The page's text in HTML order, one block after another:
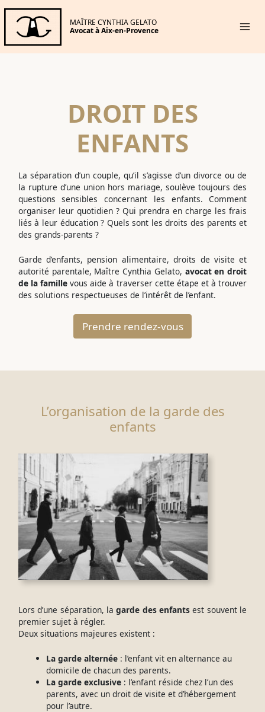
contenu
MAÎTRE CYNTHIA GELATO
Avocat à Aix-en-Provence
DROIT DES
ENFANTS
La séparation d’un couple, qu’il s’agisse d’un divorce ou de
la rupture d’une union hors mariage, soulève toujours des
questions sensibles concernant les enfants. Comment
organiser leur quotidien ? Qui prendra en charge les frais
liés à leur éducation ? Quels sont les droits des parents et
des grands-parents ?
Garde d’enfants, pension alimentaire, droits de visite et
autorité parentale, Maître Cynthia Gelato, avocat en droit
de la famille vous aide à traverser cette étape et à trouver
des solutions respectueuses de l’intérêt de l’enfant.
Prendre rendez-vous
L’organisation de la garde des
enfants
Lors d’une séparation, lagarde des enfants est souvent le
premier sujet à régler.
Deux situations majeures existent :
La garde alternée : l’enfant vit en alternance au
domicile de chacun des parents.
La garde exclusive : l’enfant réside chez l’un des
parents, avec un droit de visite et d’hébergement
pour l’autre.